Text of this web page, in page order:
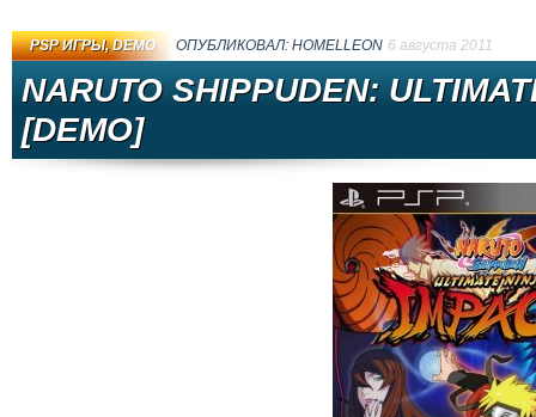
PSP ИГРЫ,DEMO ОПУБЛИКОВАЛ: HOMELLEON 6 августа 2011
NARUTO SHIPPUDEN:
[DEMO]